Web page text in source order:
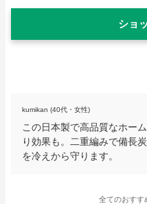
ショ
kumikan (40代・女性)
この日本製で高品質なホー
り効果も。二重編みで備長
を冷えから守ります。
全てのおすす